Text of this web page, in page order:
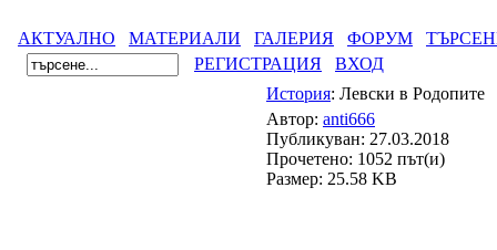
АКТУАЛНО МАТЕРИАЛИ ГАЛЕРИЯ ФОРУМ
РЕГИСТРАЦИЯ
ВХОД
История: Левски в Родопите
Автор: anti666
Публикуван: 27.03.2018
Прочетено: 1052 път(и)
Размер: 25.58 KB